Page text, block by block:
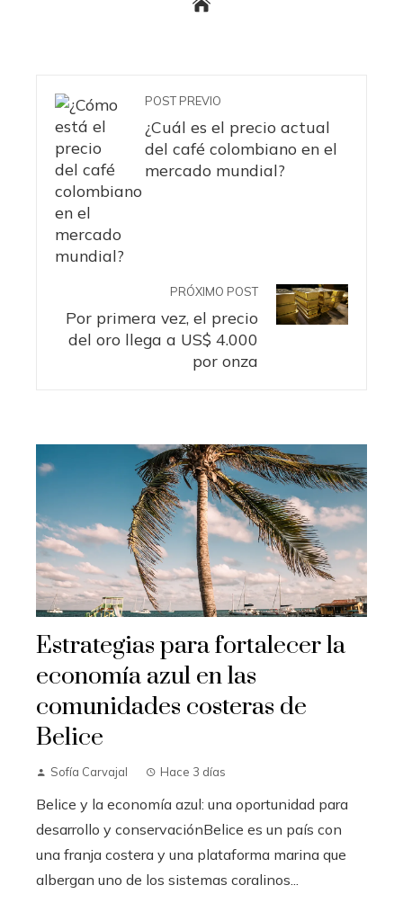
POST PREVIO
¿Cuál es el precio actual
del café colombiano en el
mercado mundial?
PRÓXIMO POST
Por primera vez, el precio
del oro llega a US$ 4.000
por onza
Estrategias para fortalecer la
economía azul en las
comunidades costeras de
Belice
Sofía Carvajal Hace 3 días
Belice y la economía azul: una oportunidad para
desarrollo y conservaciónBelice es un país con
una franja costera y una plataforma marina que
albergan uno de los sistemas coralinos...